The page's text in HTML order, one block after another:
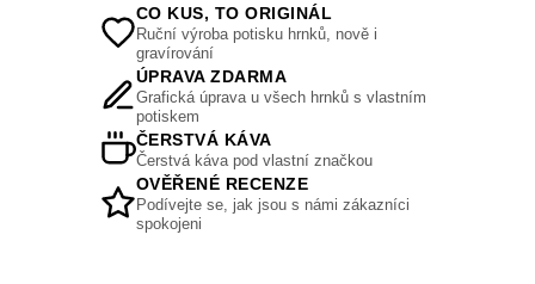
CO KUS, TO ORIGINÁL
Ruční výroba potisku hrnků, nově i
gravírování
ÚPRAVA ZDARMA
Grafická úprava u všech hrnků s vlastním
potiskem
ČERSTVÁ KÁVA
Čerstvá káva pod vlastní značkou
OVĚŘENÉ RECENZE
Podívejte se, jak jsou s námi zákazníci
spokojeni